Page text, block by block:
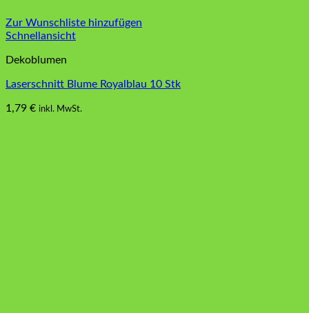
Zur Wunschliste hinzufügen
Schnellansicht
Dekoblumen
Laserschnitt Blume Royalblau 10 Stk
1,79 € inkl. MwSt.